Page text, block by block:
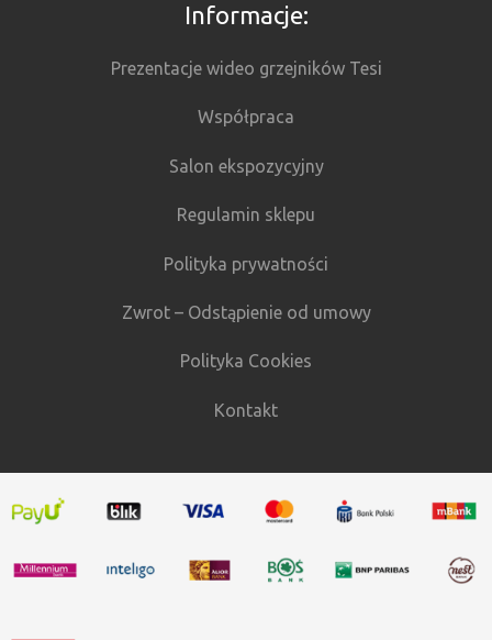
Informacje:
Prezentacje wideo grzejników Tesi
Współpraca
Salon ekspozycyjny
Regulamin sklepu
Polityka prywatności
Zwrot – Odstąpienie od umowy
Polityka Cookies
Kontakt